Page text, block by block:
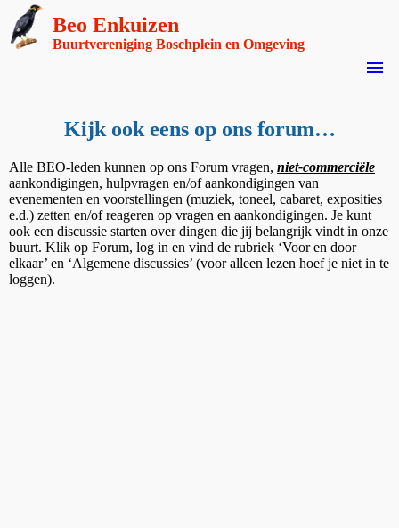
Beo Enkuizen
Buurtvereniging Boschplein en Omgeving
menu
Kijk ook eens op ons forum…
Alle BEO-leden kunnen op ons Forum vragen, niet-commerciële
aankondigingen, hulpvragen en/of aankondigingen van
evenementen en voorstellingen (muziek, toneel, cabaret, exposities
e.d.) zetten en/of reageren op vragen en aankondigingen. Je kunt
ook een discussie starten over dingen die jij belangrijk vindt in onze
buurt. Klik op Forum, log in en vind de rubriek ‘Voor en door
elkaar’ en ‘Algemene discussies’ (voor alleen lezen hoef je niet in te
loggen).